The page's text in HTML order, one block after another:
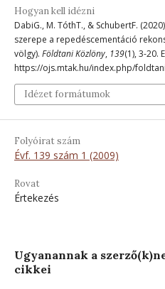
Hogyan kell idézni
DabiG., M. TóthT., & SchubertF.
szerepe a repedéscementáció
völgy). Földtani Közlöny, 139(1), 3-20.
https://ojs.mtak.hu/index.php/
Idézet formátumok
Folyóirat szám
Évf. 139 szám 1 (2009)
Rovat
Értekezés
Ugyanannak a
cikkei